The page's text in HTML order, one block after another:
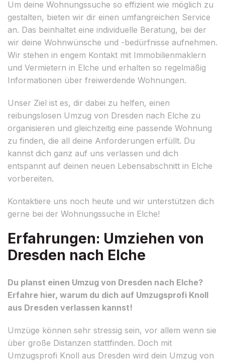
Um deine Wohnungssuche so effizient wie möglich zu
gestalten, bieten wir dir einen umfangreichen Service
an. Das beinhaltet eine individuelle Beratung, bei der
wir deine Wohnwünsche und -bedürfnisse aufnehmen.
Wir stehen in engem Kontakt mit Immobilienmaklern
und Vermietern in Elche und erhalten so regelmäßig
Informationen über freiwerdende Wohnungen.
Unser Ziel ist es, dir dabei zu helfen, einen
reibungslosen Umzug von Dresden nach Elche zu
organisieren und gleichzeitig eine passende Wohnung
zu finden, die all deine Anforderungen erfüllt. Du
kannst dich ganz auf uns verlassen und dich
entspannt auf deinen neuen Lebensabschnitt in Elche
vorbereiten.
Kontaktiere uns noch heute und wir unterstützen dich
gerne bei der Wohnungssuche in Elche!
Erfahrungen: Umziehen von
Dresden nach Elche
Du planst einen Umzug von Dresden nach Elche?
Erfahre hier, warum du dich auf Umzugsprofi Knoll
aus Dresden verlassen kannst!
Umzüge können sehr stressig sein, vor allem wenn sie
über große Distanzen stattfinden. Doch mit
Umzugsprofi Knoll aus Dresden wird dein Umzug von